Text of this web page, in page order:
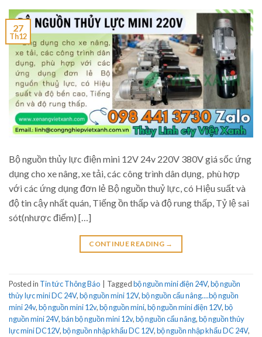
27
Th12
Bộ nguồn thủy lực điện mini 12V 24v 220V 380V giá sốc ứng
dụng cho xe nâng, xe tải, các công trình dân dụng, phù hợp
với các ứng dụng đơn lẻ Bộ nguồn thuỷ lực, có Hiệu suất và
độ tin cậy nhất quán, Tiếng ồn thấp và độ rung thấp, Tỷ lệ sai
sót(nhược điểm) […]
CONTINUE READING →
Posted in Tin tức Thông Báo Taggedbộ nguồn mini điện 24V,bộ nguồn
thủy lực mini DC 24V,bộ nguồn mini 12V,bộ nguồn cẩu nâng....bộ nguồn
mini 24v,bộ nguồn mini 12v,bộ nguồn mini,bộ nguồn mini điện 12V,bộ
nguồn mini 24V,bán bộ nguồn mini 12v,bộ nguồn cẩu nâng,bộ nguồn thủy
lực mini DC12V,bộ nguồn nhập khẩu DC 12V,bộ nguồn nhập khẩu DC 24V,